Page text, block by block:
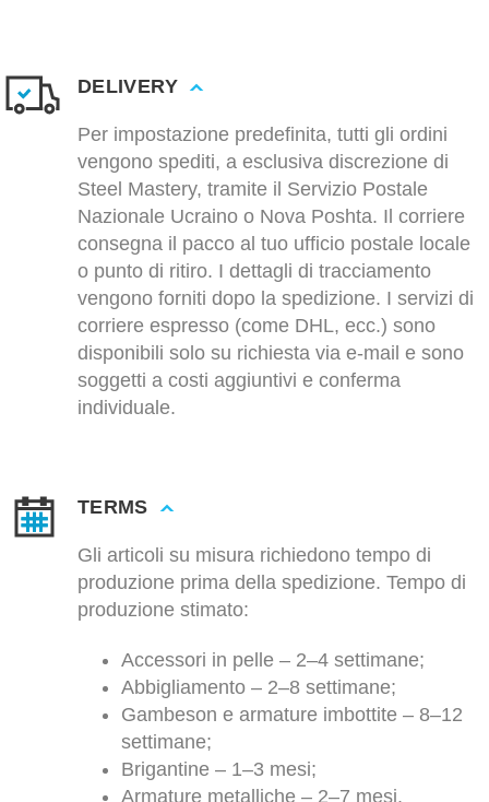
DELIVERY
Per impostazione predefinita, tutti gli ordini
vengono spediti, a esclusiva discrezione di
Steel Mastery, tramite il Servizio Postale
Nazionale Ucraino o Nova Poshta. Il corriere
consegna il pacco al tuo ufficio postale locale
o punto di ritiro. I dettagli di tracciamento
vengono forniti dopo la spedizione. I servizi di
corriere espresso (come DHL, ecc.) sono
disponibili solo su richiesta via e-mail e sono
soggetti a costi aggiuntivi e conferma
individuale.
TERMS
Gli articoli su misura richiedono tempo di
produzione prima della spedizione. Tempo di
produzione stimato:
Accessori in pelle – 2–4 settimane;
Abbigliamento – 2–8 settimane;
Gambeson e armature imbottite – 8–12
settimane;
Brigantine – 1–3 mesi;
Armature metalliche – 2–7 mesi.